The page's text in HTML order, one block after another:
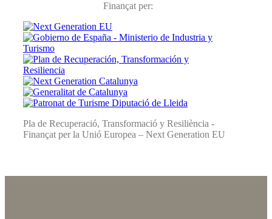
Finançat per:
Pla de Recuperació, Transformació y Resiliència -
Finançat per la Unió Europea – Next Generation EU